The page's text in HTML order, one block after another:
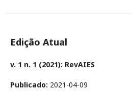
Edição Atual
v. 1 n. 1 (2021): RevAIES
Publicado: 2021-04-09